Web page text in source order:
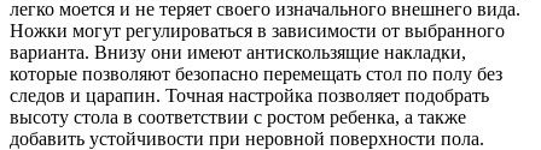
легко моется и не теряет своего изначального внешнего вида.
Ножки могут регулироваться в зависимости от выбранного
варианта. Внизу они имеют антискользящие накладки,
которые позволяют безопасно перемещать стол по полу без
следов и царапин. Точная настройка позволяет подобрать
высоту стола в соответствии с ростом ребенка, а также
добавить устойчивости при неровной поверхности пола.